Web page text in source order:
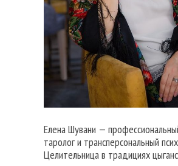
Елена Шувани —
таролог и трансперсональный
Целительница в традициях